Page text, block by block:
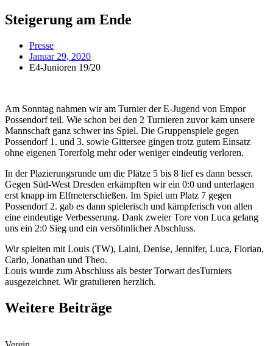
Steigerung am Ende
Presse
Januar 29, 2020
E4-Junioren 19/20
Am Sonntag nahmen wir am Turnier der E-Jugend von Empor
Possendorf teil. Wie schon bei den 2 Turnieren zuvor kam unsere
Mannschaft ganz schwer ins Spiel. Die Gruppenspiele gegen
Possendorf 1. und 3. sowie Gittersee gingen trotz gutem Einsatz
ohne eigenen Torerfolg mehr oder weniger eindeutig verloren.
In der Plazierungsrunde um die Plätze 5 bis 8 lief es dann besser.
Gegen Süd-West Dresden erkämpften wir ein 0:0 und unterlagen
erst knapp im Elfmeterschießen. Im Spiel um Platz 7 gegen
Possendorf 2. gab es dann spielerisch und kämpferisch von allen
eine eindeutige Verbesserung. Dank zweier Tore von Luca gelang
uns ein 2:0 Sieg und ein versöhnlicher Abschluss.
Wir spielten mit Louis (TW), Laini, Denise, Jennifer, Luca, Florian,
Carlo, Jonathan und Theo.
Louis wurde zum Abschluss als bester Torwart desTurniers
ausgezeichnet. Wir gratulieren herzlich.
Weitere Beiträge